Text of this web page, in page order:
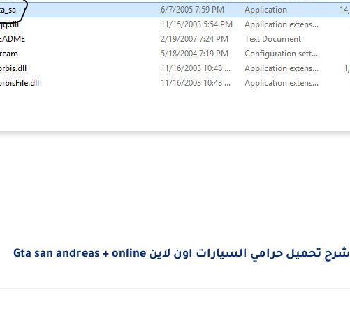
شرح تحميل حرامي السيارات اون لاين Gta san andreas + online